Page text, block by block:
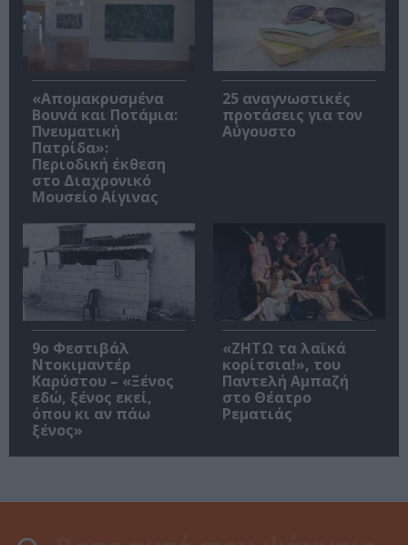
«Απομακρυσμένα
Βουνά και Ποτάμια:
Πνευματική
Πατρίδα»:
Περιοδική έκθεση
στο Διαχρονικό
Μουσείο Αίγινας
25 αναγνωστικές
προτάσεις για τον
Αύγουστο
9ο Φεστιβάλ
Ντοκιμαντέρ
Καρύστου – «Ξένος
εδώ, ξένος εκεί,
όπου κι αν πάω
ξένος»
«ΖΗΤΩ τα λαϊκά
κορίτσια!», του
Παντελή Αμπαζή
στο Θέατρο
Ρεματιάς